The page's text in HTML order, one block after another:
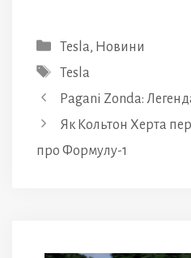
Категорії
Tesla, Новини
Позначки
Tesla
Pagani Zonda:
Як Кольтон Херта
про Формулу-1